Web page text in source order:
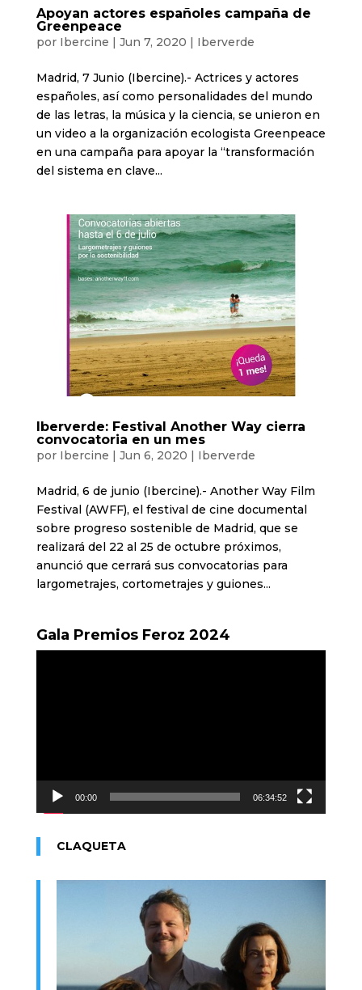
Apoyan actores españoles campaña de
Greenpeace
por Ibercine | Jun 7, 2020 | Iberverde
Madrid, 7 Junio (Ibercine).- Actrices y actores
españoles, así como personalidades del mundo
de las letras, la música y la ciencia, se unieron en
un video a la organización ecologista Greenpeace
en una campaña para apoyar la “transformación
del sistema en clave...
Iberverde: Festival Another Way cierra
convocatoria en un mes
por Ibercine | Jun 6, 2020 | Iberverde
Madrid, 6 de junio (Ibercine).- Another Way Film
Festival (AWFF), el festival de cine documental
sobre progreso sostenible de Madrid, que se
realizará del 22 al 25 de octubre próximos,
anunció que cerrará sus convocatorias para
largometrajes, cortometrajes y guiones...
Gala Premios Feroz 2024
00:00 06:34:52
CLAQUETA